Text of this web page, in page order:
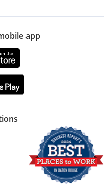
app